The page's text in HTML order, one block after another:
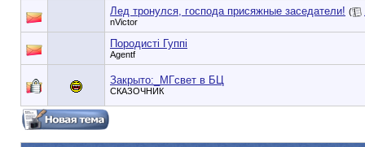
Лед тронулся, господа присяжные заседатели! (
nVictor
Породисті Гуппі
Agentf
Закрыто:_ МГсвет в БЦ
СКАЗОЧНИК
90353748e6549cd1148d01dde3b3bc75